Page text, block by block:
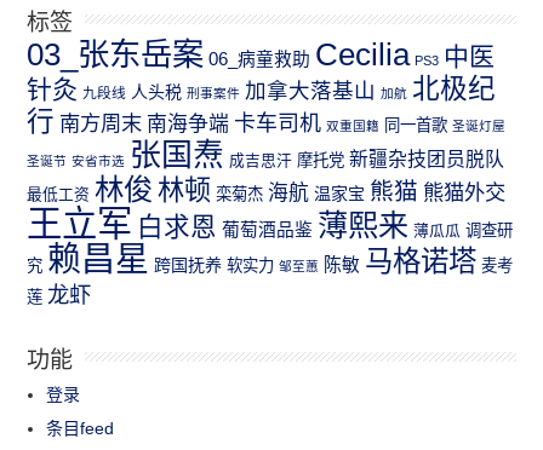
标签
03_张东岳案 06_病童救助 Cecilia PS3 中医
针灸 九段线 人头税 刑事案件 加拿大落基山 加航 北极纪
行 南方周末 南海争端 卡车司机 双重国籍 同一首歌 圣诞灯屋
圣诞节 安省市选 张国焘 成吉思汗 摩托党 新疆杂技团员脱队
最低工资 林俊 林顿 栾菊杰 海航 温家宝 熊猫 熊猫外交
王立军 白求恩 葡萄酒品鉴 薄熙来 薄瓜瓜 调查研
究 赖昌星 跨国抚养 软实力 邹至蕙 陈敏 马格诺塔 麦考
莲 龙虾
功能
登录
条目feed